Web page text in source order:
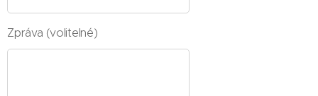
Zpráva (volitelné)